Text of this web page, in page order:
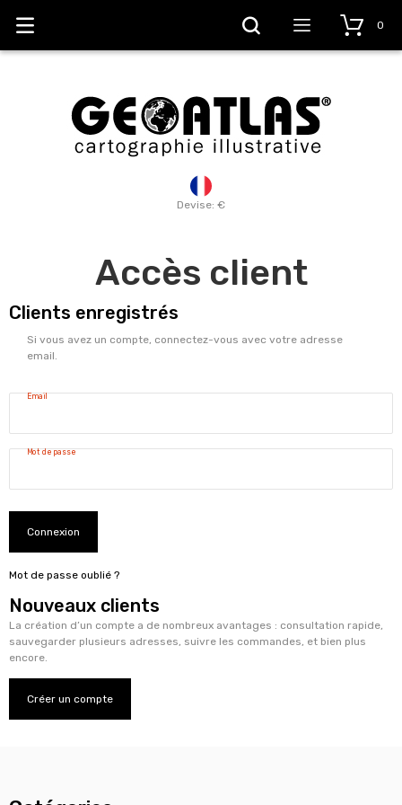
Devise: €
0
Accès client
Clients enregistrés
Si vous avez un compte, connectez-vous avec votre adresse
email.
Email
Mot de passe
Connexion
Mot de passe oublié ?
Nouveaux clients
La création d’un compte a de nombreux avantages : consultation rapide,
sauvegarder plusieurs adresses, suivre les commandes, et bien plus
encore.
Créer un compte